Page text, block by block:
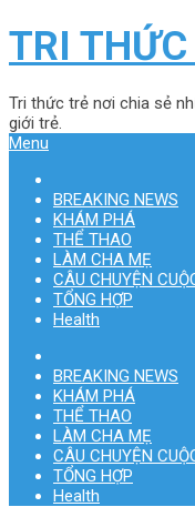
TRI THỨC
Tri thức trẻ nơi chia sẻ
giới trẻ.
Menu
BREAKING NEWS
KHÁM PHÁ
THỂ THAO
LÀM CHA MẸ
CÂU CHUYỆN
TỔNG HỢP
Health
BREAKING NEWS
KHÁM PHÁ
THỂ THAO
LÀM CHA MẸ
CÂU CHUYỆN
TỔNG HỢP
Health